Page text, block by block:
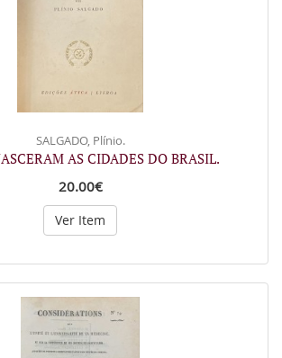
SALGADO, Plínio.
AS CIDADES DO BRASIL.
20.00€
Ver Item